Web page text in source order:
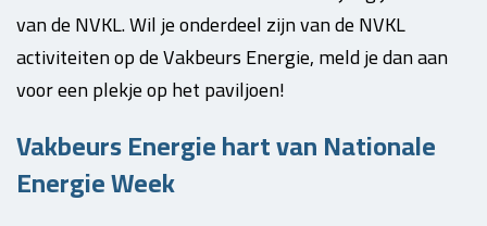
van de NVKL. Wil je onderdeel zijn van de NVKL
activiteiten op de Vakbeurs Energie, meld je dan aan
voor een plekje op het paviljoen!
Vakbeurs Energie hart van Nationale
Energie Week